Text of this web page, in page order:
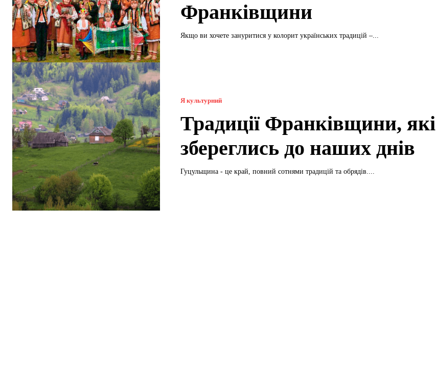
Франківщини
Якщо ви хочете зануритися у колорит українських традицій –...
Я культурний
Традиції Франківщини, які
збереглись до наших днів
Гуцульщина - це край, повний сотнями традицій та обрядів....